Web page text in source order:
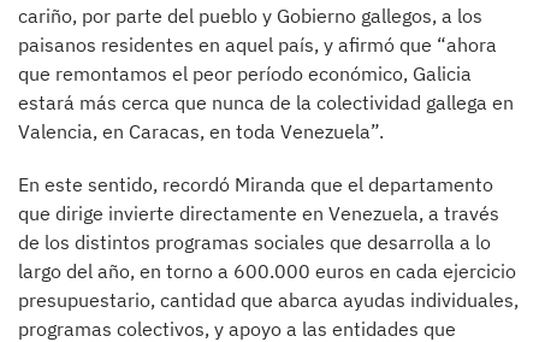
cariño, por parte del pueblo y Gobierno gallegos, a los
paisanos residentes en aquel país, y afirmó que “ahora
que remontamos el peor período económico, Galicia
estará más cerca que nunca de la colectividad gallega en
Valencia, en Caracas, en toda Venezuela”.
En este sentido, recordó Miranda que el departamento
que dirige invierte directamente en Venezuela, a través
de los distintos programas sociales que desarrolla a lo
largo del año, en torno a 600.000 euros en cada ejercicio
presupuestario, cantidad que abarca ayudas individuales,
programas colectivos, y apoyo a las entidades que